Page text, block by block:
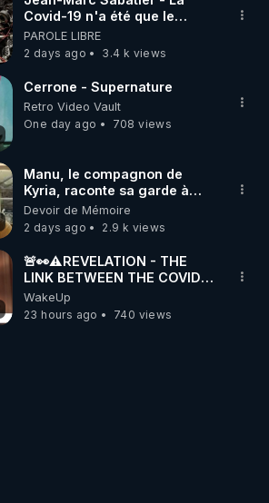
Covid-19 n'a été que le
début - L'ARNm & l'ARNm-aa
jusqu où auront-t-il ?
PAROLE LIBRE
2 days ago
3.4 k views
Cerrone - Supernature
Retro Video Vault
One day ago
708 views
Manu, le compagnon de
Kyria, raconte sa garde à
vue musclée. PARTAGEZ!
Devoir de Mémoire
2 days ago
2.9 k views
🚨👀⚠️REVELATION - THE
LINK BETWEEN THE COVID
VACCINE AND CANCER -LIEN
VACCIN COVID ET CANCER
WakeUp
23 hours ago
740 views